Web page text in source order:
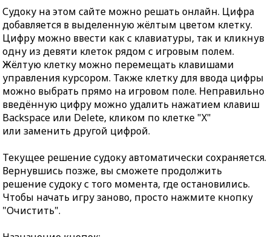
Судоку на этом сайте можно решать онлайн. Цифра
добавляется в выделенную жёлтым цветом клетку.
Цифру можно ввести как с клавиатуры, так и кликнув
одну из девяти клеток рядом с игровым полем.
Жёлтую клетку можно перемещать клавишами
управления курсором. Также клетку для ввода цифры
можно выбрать прямо на игровом поле. Неправильно
введённую цифру можно удалить нажатием клавиш
Backspace или Delete, кликом по клетке "X"
или заменить другой цифрой.
Текущее решение судоку автоматически сохраняется.
Вернувшись позже, вы сможете продолжить
решение судоку с того момента, где остановились.
Чтобы начать игру заново, просто нажмите кнопку
"Очистить".